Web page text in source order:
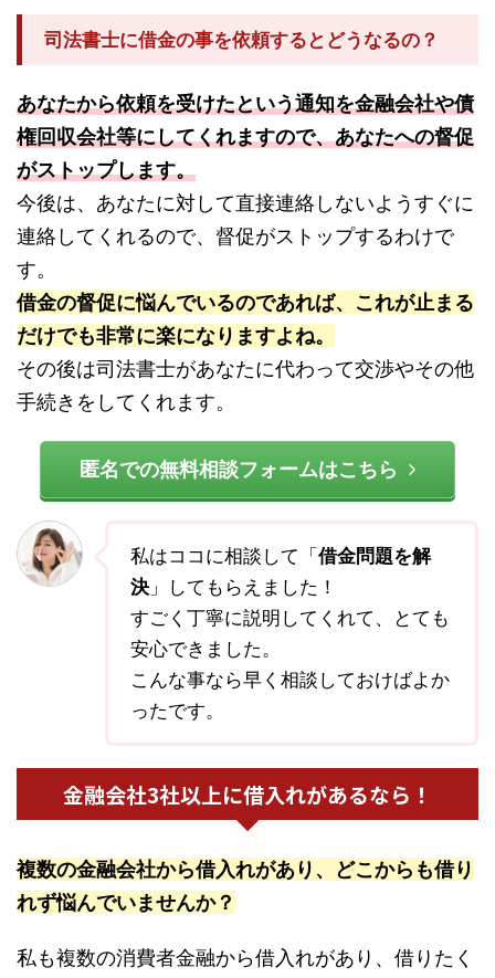
司法書士に借金の事を依頼するとどうなるの？
あなたから依頼を受けたという通知を金融会社や債
権回収会社等にしてくれますので、あなたへの督促
がストップします。
今後は、あなたに対して直接連絡しないようすぐに
連絡してくれるので、督促がストップするわけで
す。
借金の督促に悩んでいるのであれば、これが止まる
だけでも非常に楽になりますよね。
その後は司法書士があなたに代わって交渉やその他
手続きをしてくれます。
匿名での無料相談フォームはこちら
私はココに相談して「 借金問題を解
決」してもらえました！
すごく丁寧に説明してくれて、とても
安心できました。
こんな事なら早く相談しておけばよか
ったです。
金融会社3社以上に借入れがあるなら！
複数の金融会社から借入れがあり、どこからも借り
れず悩んでいませんか？
私も複数の消費者金融から借入れがあり、借りたく